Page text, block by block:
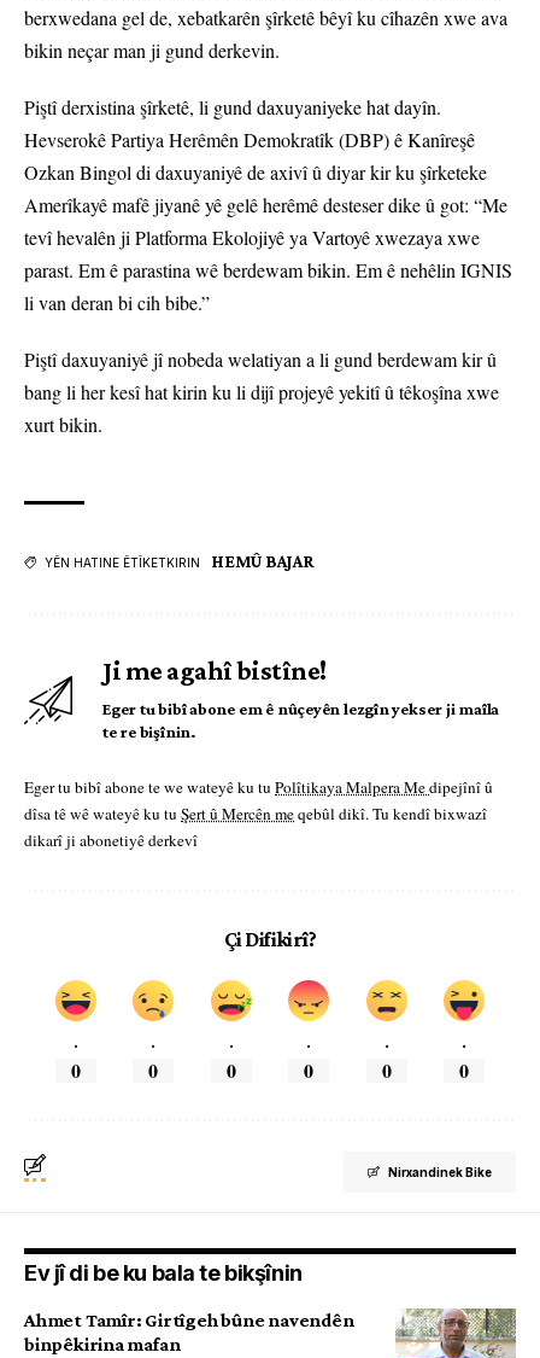
berxwedana gel de, xebatkarên şîrketê bêyî ku cîhazên xwe ava
bikin neçar man ji gund derkevin.
Piştî derxistina şîrketê, li gund daxuyaniyeke hat dayîn.
Hevserokê Partiya Herêmên Demokratîk (DBP) ê Kanîreşê
Ozkan Bingol di daxuyaniyê de axivî û diyar kir ku şîrketeke
Amerîkayê mafê jiyanê yê gelê herêmê desteser dike û got: “Me
tevî hevalên ji Platforma Ekolojiyê ya Vartoyê xwezaya xwe
parast. Em ê parastina wê berdewam bikin. Em ê nehêlin IGNIS
li van deran bi cih bibe.”
Piştî daxuyaniyê jî nobeda welatiyan a li gund berdewam kir û
bang li her kesî hat kirin ku li dijî projeyê yekitî û têkoşîna xwe
xurt bikin.
YÊN HATINE ÊTÎKETKIRIN HEMÛ BAJAR
Ji me agahî bistîne!
Eger tu bibî abone em ê nûçeyên lezgîn yekser ji maîla
te re bişînin.
Eger tu bibî abone te we wateyê ku tu Polîtikaya Malpera Medipejînî û
dîsa tê wê wateyê ku tu Şert û Mercên meqebûl dikî. Tu kendî bixwazî
dikarî ji abonetiyê derkevî
Çi Difikirî?
.
0
.
0
.
0
.
0
.
0
.
0
Nirxandinek Bike
Ev jî di be ku bala te bikşînin
Ahmet Tamîr: Girtîgeh bûne navendên
binpêkirina mafan